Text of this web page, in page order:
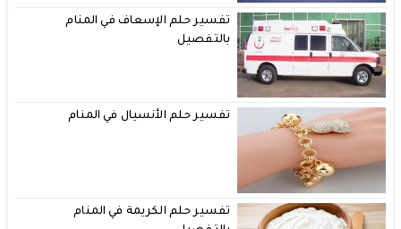
تفسير حلم الإسعاف في المنام
بالتفصيل
تفسير حلم الأنسيال في المنام
تفسير حلم الكريمة في المنام